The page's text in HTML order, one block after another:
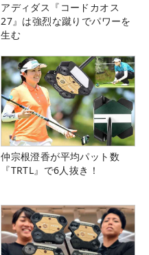
アディダス『コードカオス
27』は強烈な蹴りでパワーを
生む
仲宗根澄香が平均パット数
『TRTL』で6人抜き！